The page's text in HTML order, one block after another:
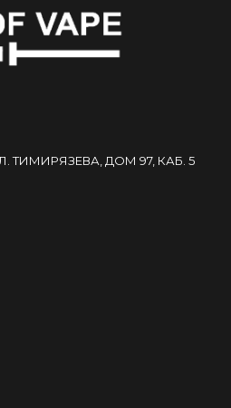
ТИМИРЯЗЕВА, ДОМ 97, КАБ. 5